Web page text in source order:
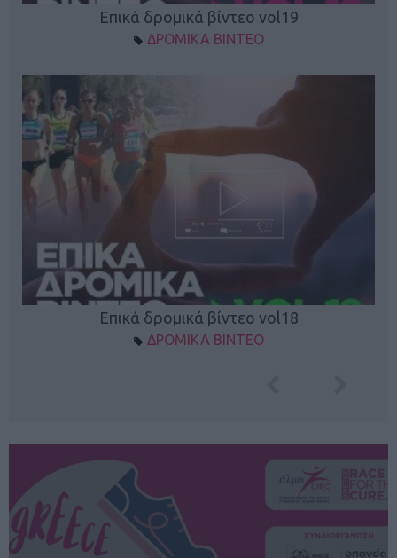
Επικά δρομικά βίντεο vol19
ΔΡΟΜΙΚΑ ΒΙΝΤΕΟ
Επικά δρομικά βίντεο vol18
ΔΡΟΜΙΚΑ ΒΙΝΤΕΟ